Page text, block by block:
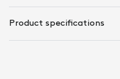
Product specifications